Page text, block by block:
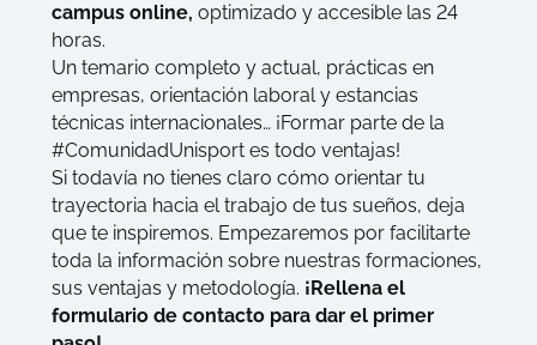
campus online, optimizado y accesible las 24
horas.
Un temario completo y actual, prácticas en
empresas, orientación laboral y estancias
técnicas internacionales… ¡Formar parte de la
#ComunidadUnisport es todo ventajas!
Si todavía no tienes claro cómo orientar tu
trayectoria hacia el trabajo de tus sueños, deja
que te inspiremos. Empezaremos por facilitarte
toda la información sobre nuestras formaciones,
sus ventajas y metodología. ¡Rellena el
formulario de contacto para dar el primer